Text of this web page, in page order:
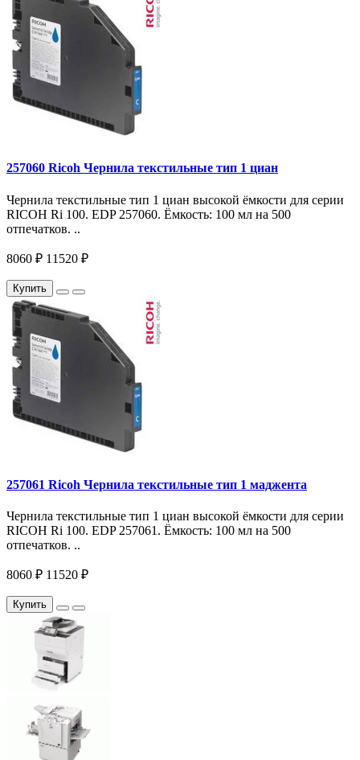
257060 Ricoh Чернила текстильные тип 1 циан
Чернила текстильные тип 1 циан высокой ёмкости для серии
RICOH Ri 100. EDP 257060. Ёмкость: 100 мл на 500
отпечатков. ..
8060 ₽ 11520 ₽
Купить
257061 Ricoh Чернила текстильные тип 1 маджента
Чернила текстильные тип 1 циан высокой ёмкости для серии
RICOH Ri 100. EDP 257061. Ёмкость: 100 мл на 500
отпечатков. ..
8060 ₽ 11520 ₽
Купить